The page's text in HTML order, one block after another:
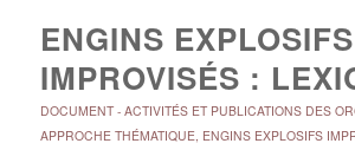
ENGINS EXPLOSIFS
IMPROVISÉS :
DOCUMENT- ACTIVITÉS ET PUBLICATIONS DES
APPROCHE THÉMATIQUE, ENGINS EXPLOSIFS